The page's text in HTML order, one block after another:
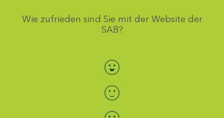
Wie zufrieden sind Sie mit der Website der
SAB?
Bewertung auswählen